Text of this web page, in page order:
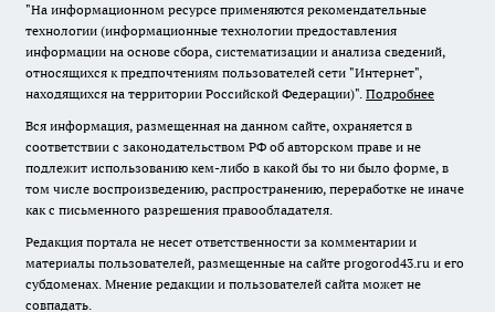
"На информационном ресурсе применяются рекомендательные
технологии (информационные технологии предоставления
информации на основе сбора, систематизации и анализа сведений,
относящихся к предпочтениям пользователей сети "Интернет",
находящихся на территории Российской Федерации)". Подробнее
Вся информация, размещенная на данном сайте, охраняется в
соответствии с законодательством РФ об авторском праве и не
подлежит использованию кем-либо в какой бы то ни было форме, в
том числе воспроизведению, распространению, переработке не иначе
как с письменного разрешения правообладателя.
Редакция портала не несет ответственности за комментарии и
материалы пользователей, размещенные на сайте progorod43.ru и его
субдоменах. Мнение редакции и пользователей сайта может не
совпадать.